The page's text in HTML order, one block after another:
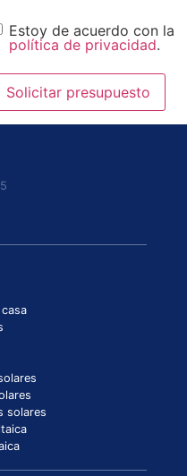
Estoy de acuerdo con la
política de privacidad.
solares